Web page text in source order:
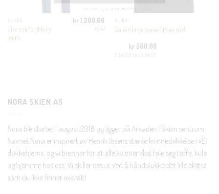
BUKSE
The celina skinny
jeans
kr1,200.00 KLÆR
Columbine loose fit tee sort
kr500.00
NORA SKIEN AS
Nora ble startet i august 2018 og ligger på Arkaden i Skien sentrum.
Navnet Nora er inspirert av Henrik Ibsens sterke kvinneskikkelse i «Et
dukkehjem», og vi brenner for at alle kvinner skal føle seg tøffe, kule
og hjemme hos oss. Vi skiller oss ut ved å håndplukke det lille ekstra
som du ikke finner overalt!
Nei takk, Jeg er ikke interessert